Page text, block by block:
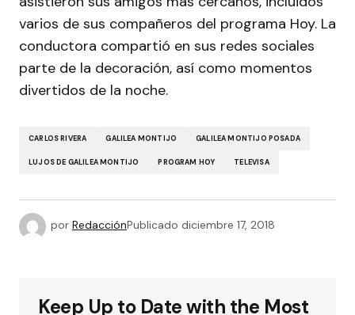
varios de sus compañeros del programa Hoy. La
conductora compartió en sus redes sociales
parte de la decoración, así como momentos
divertidos de la noche.
CARLOS RIVERA GALILEA MONTIJO GALILEA MONTIJO POSADA
LUJOS DE GALILEA MONTIJO PROGRAM HOY TELEVISA
por RedacciónPublicado diciembre 17, 2018
Keep Up to Date with the Most